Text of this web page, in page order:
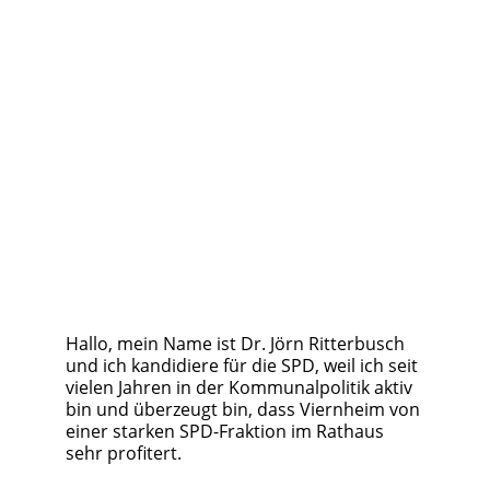
Hallo, mein Name ist Dr. Jörn Ritterbusch
und ich kandidiere für die SPD, weil ich seit
vielen Jahren in der Kommunalpolitik aktiv
bin und überzeugt bin, dass Viernheim von
einer starken SPD-Fraktion im Rathaus
sehr profitert.